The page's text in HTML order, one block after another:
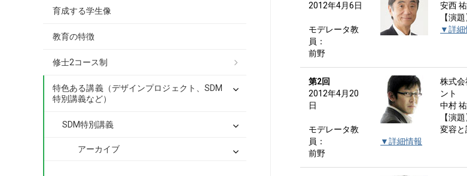
2012年4月6日
モデレータ教
員：
前野
安西
【演
▼詳細
第2回
2012年4月20
日
モデレータ教
員：
前野
株式
ント
中村
【演
変容と
▼詳細情報
育成する学生像
教育の特徴
修士2コース制
特色ある講義（デザインプロジェクト、SDM
特別講義など）
SDM特別講義
アーカイブ